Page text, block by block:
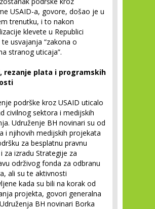
USAID-a, govore, došao je u
trenutku, i to nakon
klevete u Republici
usvajanja “zakona o
stranog uticaja”.
rezanje plata i programskih
podrške kroz USAID uticalo
civilnog sektora i medijskih
Udruženje BH novinari su od
i njihovih medijskih projekata
za besplatnu pravnu
za izradu Strategije za
održivog fonda za odbranu
ali su te aktivnosti
kada su bili na korak od
projekta, govori generalna
BH novinari Borka